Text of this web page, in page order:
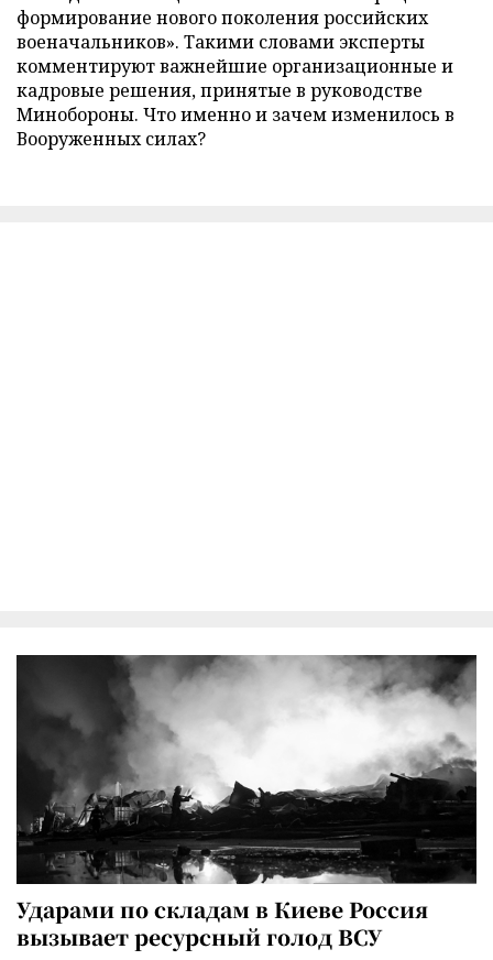
формирование нового поколения российских
военачальников». Такими словами эксперты
комментируют важнейшие организационные и
кадровые решения, принятые в руководстве
Минобороны. Что именно и зачем изменилось в
Вооруженных силах?
Ударами по складам в Киеве Россия
вызывает ресурсный голод ВСУ